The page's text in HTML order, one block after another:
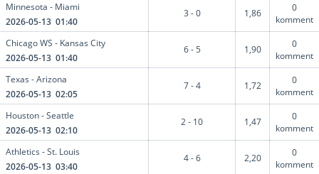
Minnesota - Miami
2026-05-13 01:40
3 - 0 1,86
0
komment
Chicago WS - Kansas City
2026-05-13 01:40
6 - 5 1,90
0
komment
Texas - Arizona
2026-05-13 02:05
7 - 4 1,72
0
komment
Houston - Seattle
2026-05-13 02:10
2 - 10 1,47
0
komment
Athletics - St. Louis
2026-05-13 03:40
4 - 6 2,20
0
komment